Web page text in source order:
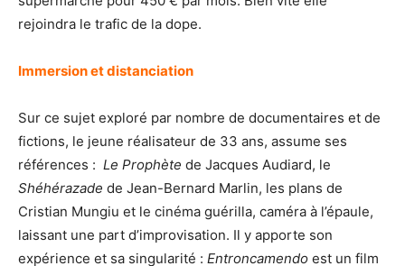
rejoindra le trafic de la dope.
Immersion et distanciation
Sur ce sujet exploré par nombre de documentaires et de
fictions, le jeune réalisateur de 33 ans, assume ses
références : Le Prophète de Jacques Audiard, le
Shéhérazade de Jean-Bernard Marlin, les plans de
Cristian Mungiu et le cinéma guérilla, caméra à l’épaule,
laissant une part d’improvisation. Il y apporte son
expérience et sa singularité : Entroncamendo est un film